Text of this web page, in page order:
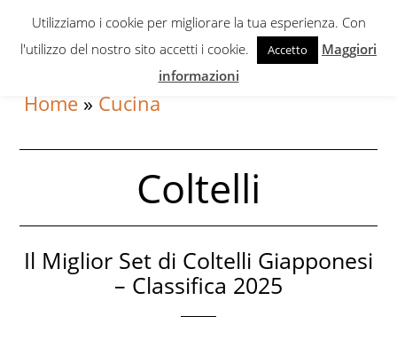
Skip
navigation
Skip
Home » Cucina
Coltelli
Il Miglior Set di Coltelli Giapponesi
– Classifica 2025
Utilizziamo i cookie per migliorare la tua esperienza. Con
l'utilizzo del nostro sito accetti i cookie.
Accetto
Maggiori
informazioni